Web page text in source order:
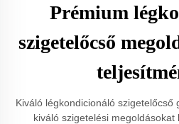
Prémium
szigetelőcső
Kiváló légkondicionáló szigetelőcső
kiváló szigetelési